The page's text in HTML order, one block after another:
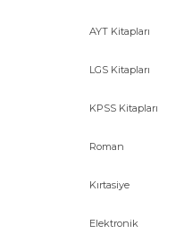
AYT Kitapları
LGS Kitapları
KPSS Kitapları
Roman
Kırtasiye
Elektronik